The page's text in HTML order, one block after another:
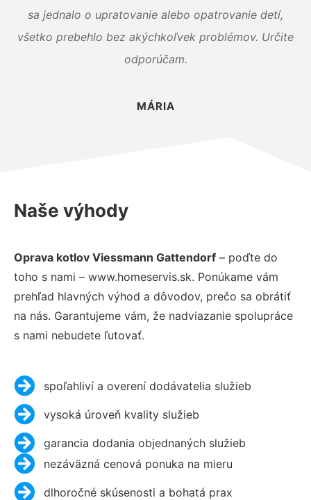
sa jednalo o upratovanie alebo opatrovanie detí,
všetko prebehlo bez akýchkoľvek problémov. Určite
odporúčam.
MÁRIA
Naše výhody
Oprava kotlov Viessmann Gattendorf – poďte do
toho s nami – www.homeservis.sk. Ponúkame vám
prehľad hlavných výhod a dôvodov, prečo sa obrátiť
na nás. Garantujeme vám, že nadviazanie spolupráce
s nami nebudete ľutovať.
spoľahliví a overení dodávatelia služieb
vysoká úroveň kvality služieb
garancia dodania objednaných služieb
nezáväzná cenová ponuka na mieru
dlhoročné skúsenosti a bohatá prax